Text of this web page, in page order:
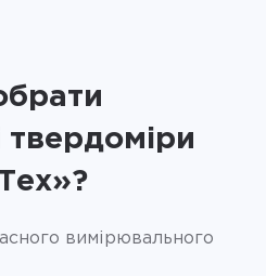
твердоміри
вимірювального